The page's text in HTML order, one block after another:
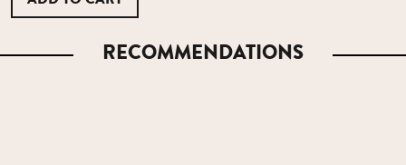
RECOMMENDATIONS